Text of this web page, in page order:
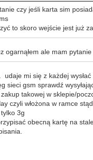
czy jeśli karta sim
to skoro wejście jest już
ogarnąłem ale mam
udaje mi się z każdej
sieci gsm sprawdź
takowej w sklepie/
czyli włożona w ramce
3g
obecną kartę na